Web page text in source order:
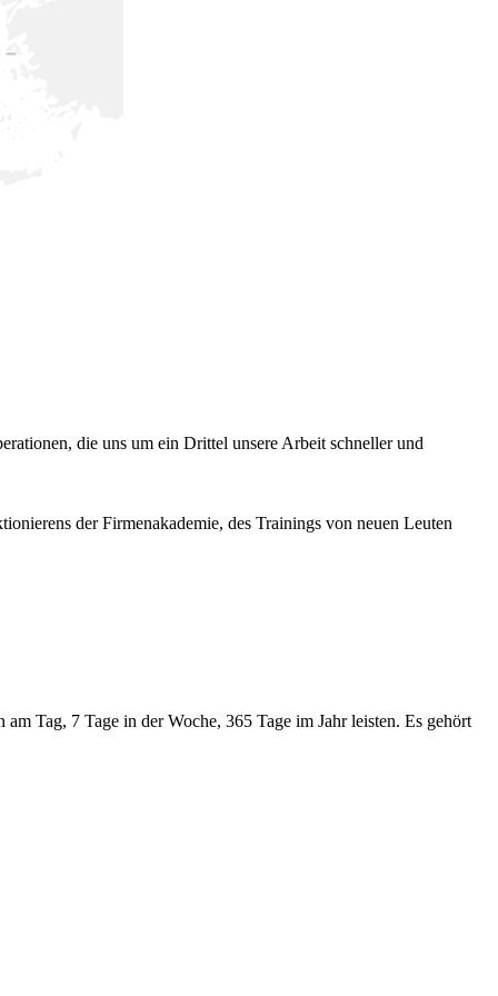
die uns um ein Drittel unsere Arbeit schneller und
der Firmenakademie, des Trainings von neuen Leuten
Tag, 7 Tage in der Woche, 365 Tage im Jahr leisten. Es gehört